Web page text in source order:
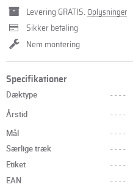
Levering GRATIS. Oplysninger
Sikker betaling
Nem montering
Specifikationer
Dæktype ----
Årstid
----
Mål
----
Særlige træk ----
Etiket
----
EAN ----